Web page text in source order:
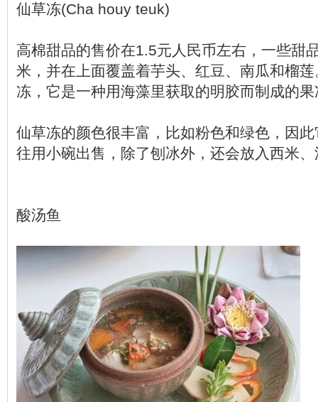
仙草冻(Cha houy teuk)
高棉甜品的售价在1.5元人民币左右，一些甜
米，并在上面覆盖着芋头、红豆、南瓜和榴
冻，它是一种用海藻里获取的明胶而制成的
仙草冻的颜色很丰富，比如粉色和绿色，因
往用小碗出售，除了刨冰外，还会放入西米
酸汤鱼